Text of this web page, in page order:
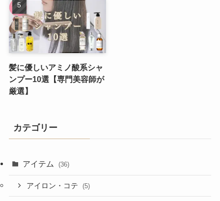
髪に優しいアミノ酸系シャ
ンプー10選【専門美容師が
厳選】
カテゴリー
アイテム (36)
アイロン・コテ (5)